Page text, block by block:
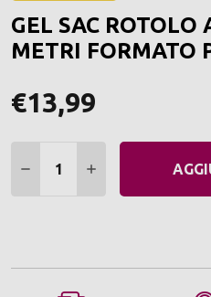
GEL SAC
METRI FORMATO
€13,99
DIMINUIRE QUANTITÀ:
AUMENTARE